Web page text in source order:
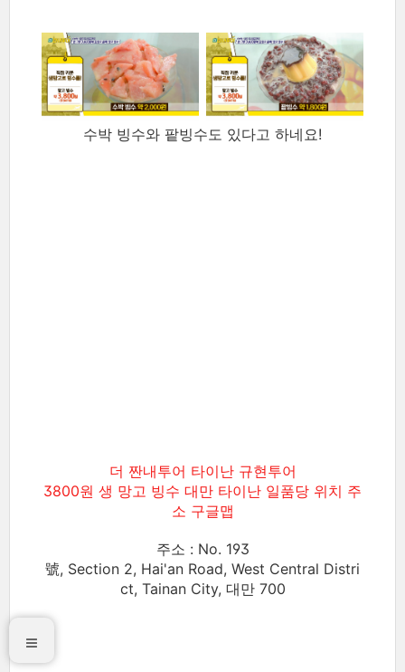
수박 빙수와 팥빙수도 있다고 하네요!
더 짠내투어 타이난 규현투어
3800원 생 망고 빙수 대만 타이난 일품당 위치 주
소 구글맵
주소 : No. 193
號, Section 2, Hai'an Road, West Central Distri
ct, Tainan City, 대만 700